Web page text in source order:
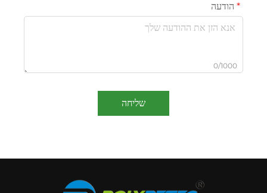
הודעה
0/1000
שליחה